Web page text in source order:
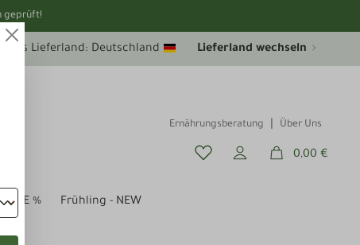
geprüft!
Lieferland: Deutschland Lieferland wechseln
Ernährungsberatung Über Uns
0,00 €
SALE % Frühling - NEW